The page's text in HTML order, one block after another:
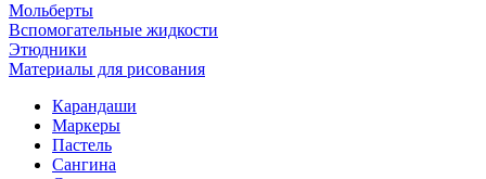
Мольберты
Вспомогательные жидкости
Этюдники
Материалы для рисования
Карандаши
Маркеры
Пастель
Сангина